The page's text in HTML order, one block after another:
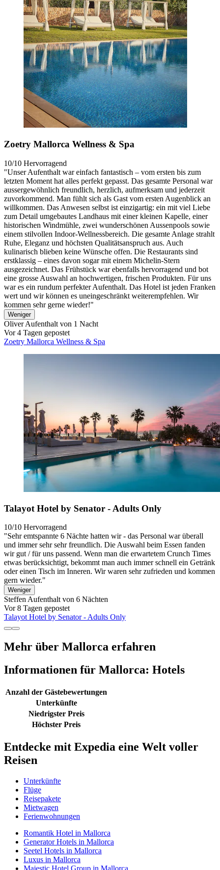
Zoetry Mallorca Wellness & Spa
10/10 Hervorragend
"Unser Aufenthalt war einfach fantastisch – vom ersten bis zum
letzten Moment hat alles perfekt gepasst. Das gesamte Personal war
aussergewöhnlich freundlich, herzlich, aufmerksam und jederzeit
zuvorkommend. Man fühlt sich als Gast vom ersten Augenblick an
willkommen. Das Anwesen selbst ist einzigartig: ein mit viel Liebe
zum Detail umgebautes Landhaus mit einer kleinen Kapelle, einer
historischen Windmühle, zwei wunderschönen Aussenpools sowie
einem stilvollen Indoor-Wellnessbereich. Die gesamte Anlage strahlt
Ruhe, Eleganz und höchsten Qualitätsanspruch aus. Auch
kulinarisch blieben keine Wünsche offen. Die Restaurants sind
erstklassig – eines davon sogar mit einem Michelin-Stern
ausgezeichnet. Das Frühstück war ebenfalls hervorragend und bot
eine grosse Auswahl an hochwertigen, frischen Produkten. Für uns
war es ein rundum perfekter Aufenthalt. Das Hotel ist jeden Franken
wert und wir können es uneingeschränkt weiterempfehlen. Wir
kommen sehr gerne wieder!"
Weniger
OliverAufenthalt von 1 Nacht
Vor 4 Tagen gepostet
Zoetry Mallorca Wellness & Spa
Talayot Hotel by Senator - Adults Only
10/10 Hervorragend
"Sehr emtspannte 6 Nächte hatten wir - das Personal war überall
und immer sehr sehr freundlich. Die Auswahl beim Essen fanden
wir gut / für uns passend. Wenn man die erwartetem Crunch Times
etwas berücksichtigt, bekommt man auch immer schnell ein Getränk
oder einen Tisch im Inneren. Wir waren sehr zufrieden und kommen
gern wieder."
Weniger
Steffen Aufenthalt von 6 Nächten
Vor 8 Tagen gepostet
Talayot Hotel by Senator - Adults Only
Mehr über Mallorca erfahren
Informationen für Mallorca: Hotels
Anzahl der Gästebewertungen
Unterkünfte
Niedrigster Preis
Höchster Preis
Entdecke mit Expedia eine Welt voller
Reisen
Unterkünfte
Flüge
Reisepakete
Mietwagen
Ferienwohnungen
Romantik Hotel in Mallorca
Generator Hotels in Mallorca
Seetel Hotels in Mallorca
Luxus in Mallorca
Majestic Hotel Group in Mallorca